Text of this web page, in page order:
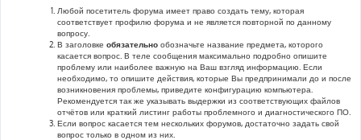
Любой посетитель форума имеет право создать тему, которая
соответствует профилю форума и не является повторной по данному
вопросу.
В заголовке обязательно обозначьте название предмета, которого
касается вопрос. В теле сообщения максимально подробно опишите
проблему или наиболее важную на Ваш взгляд информацию. Если
необходимо, то опишите действия, которые Вы предпринимали до и после
возникновения проблемы, приведите конфигурацию компьютера.
Рекомендуется так же указывать выдержки из соответствующих файлов
отчётов или краткий листинг работы проблемного и диагностического ПО.
Если вопрос касается тем нескольких форумов, достаточно задать свой
вопрос только в одном из них.